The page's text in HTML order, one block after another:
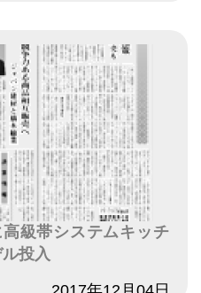
級帯システムキッチ
投入